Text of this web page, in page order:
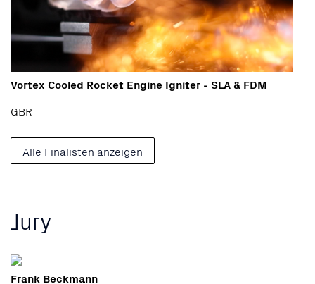
Vortex Cooled Rocket Engine Igniter - SLA & FDM
GBR
Alle Finalisten anzeigen
Jury
Frank Beckmann